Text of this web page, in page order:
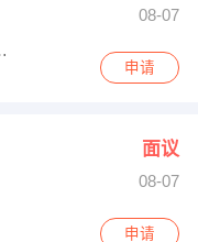
08-07
饰材料店
申请
面议
08-07
申请